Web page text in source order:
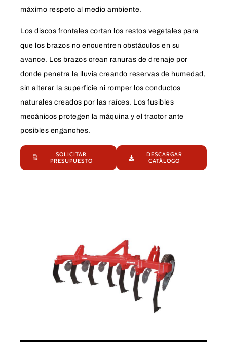
máximo respeto al medio ambiente.
Los discos frontales cortan los restos vegetales para
que los brazos no encuentren obstáculos en su
avance. Los brazos crean ranuras de drenaje por
donde penetra la lluvia creando reservas de humedad,
sin alterar la superficie ni romper los conductos
naturales creados por las raíces. Los fusibles
mecánicos protegen la máquina y el tractor ante
posibles enganches.
SOLICITAR
PRESUPUESTO
DESCARGAR
CATÁLOGO